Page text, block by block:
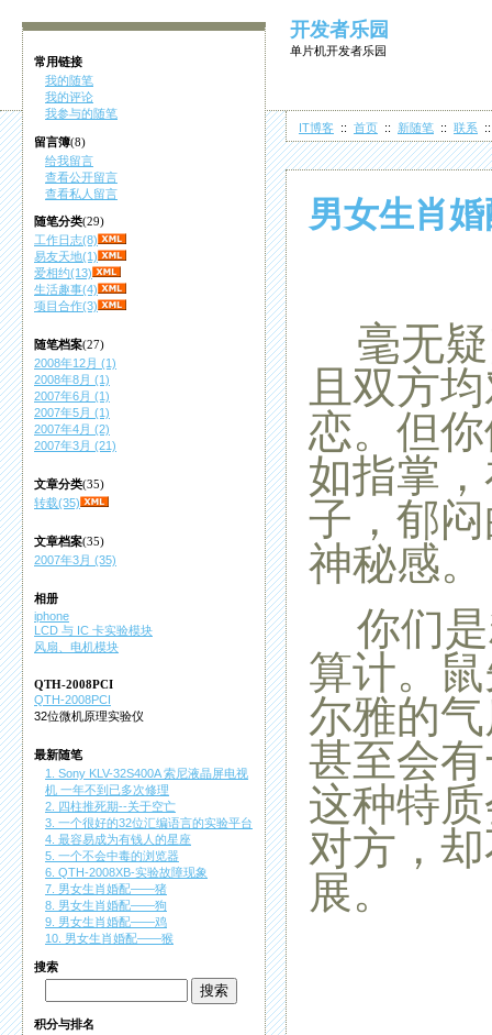
开发者乐园
单片机开发者乐园
IT博客 :: 首页 :: 新随笔 :: 联系
常用链接
我的随笔
我的评论
我参与的随笔
留言簿(8)
给我留言
查看公开留言
查看私人留言
随笔分类(29)
工作日志(8)
易友天地(1)
爱相约(13)
生活趣事(4)
项目合作(3)
随笔档案(27)
2008年12月 (1)
2008年8月 (1)
2007年6月 (1)
2007年5月 (1)
2007年4月 (2)
2007年3月 (21)
文章分类(35)
转载(35)
文章档案(35)
2007年3月 (35)
相册
iphone
LCD 与 IC 卡实验模块
风扇、电机模块
QTH-2008PCI
QTH-2008PCI
32位微机原理实验仪
最新随笔
1. Sony KLV-32S400A 索尼液晶屏电视
机 一年不到已多次修理
2. 四柱推死期--关于空亡
3. 一个很好的32位汇编语言的实验平台
4. 最容易成为有钱人的星座
5. 一个不会中毒的浏览器
6. QTH-2008XB-实验故障现象
7. 男女生肖婚配——猪
8. 男女生肖婚配——狗
9. 男女生肖婚配——鸡
10. 男女生肖婚配——猴
搜索
积分与排名
男女生肖
毫无疑
且双方
恋。但
如指掌
子，郁
神秘感。
你们是
算计。
尔雅的
甚至会
这种特
对方，
展。